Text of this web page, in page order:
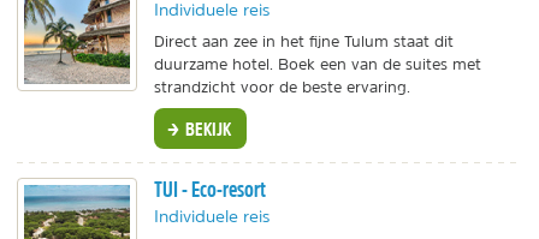
Individuele reis
Direct aan zee in het fijne Tulum staat dit
duurzame hotel. Boek een van de suites met
strandzicht voor de beste ervaring.
BEKIJK
TUI - Eco-resort
Individuele reis